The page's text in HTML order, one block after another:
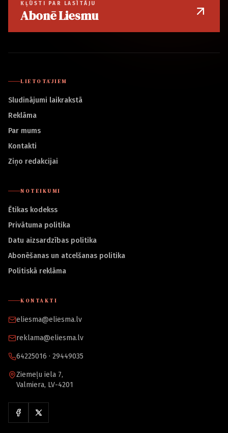
KĻŪSTI PAR LASĪTĀJU
Abonē Liesmu
LIETOTĀJIEM
Sludinājumi laikrakstā
Reklāma
Par mums
Kontakti
Ziņo redakcijai
NOTEIKUMI
Ētikas kodekss
Privātuma politika
Datu aizsardzības politika
Abonēšanas un atcelšanas politika
Politiskā reklāma
KONTAKTI
eliesma@eliesma.lv
reklama@eliesma.lv
64225016 · 29449035
Ziemeļu iela 7,
Valmiera, LV-4201